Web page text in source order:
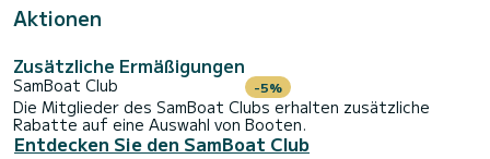
Aktionen
Zusätzliche Ermäßigungen
SamBoat Club -5%
Die Mitglieder des SamBoat Clubs erhalten zusätzliche
Rabatte auf eine Auswahl von Booten.
Entdecken Sie den SamBoat Club